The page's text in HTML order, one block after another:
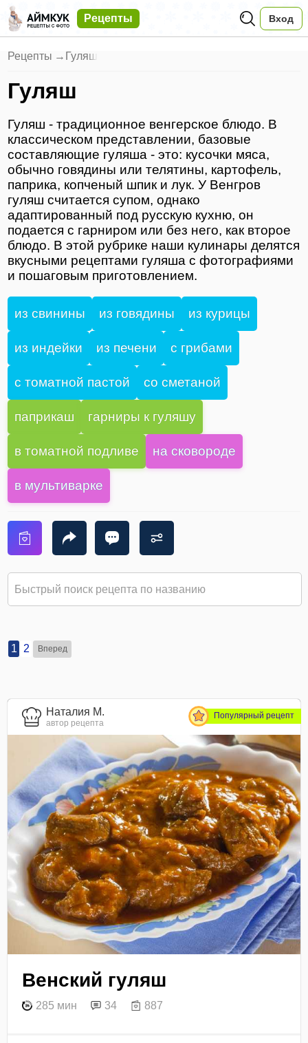
Рецепты Вход
Рецепты → Гуляш
Гуляш
Гуляш - традиционное венгерское блюдо. В
классическом представлении, базовые
составляющие гуляша - это: кусочки мяса,
обычно говядины или телятины, картофель,
паприка, копченый шпик и лук. У Венгров
гуляш считается супом, однако
адаптированный под русскую кухню, он
подается с гарниром или без него, как второе
блюдо. В этой рубрике наши кулинары делятся
вкусными рецептами гуляша с фотографиями
и пошаговым приготовлением.
из свинины из говядины из курицы
из индейки из печени с грибами
с томатной пастой со сметаной
паприкаш гарниры к гуляшу
в томатной подливе на сковороде
в мультиварке
1 2 Вперед
Наталия М.
автор рецепта
Популярный рецепт
Венский гуляш
285 мин 34 887